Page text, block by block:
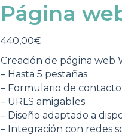
Página
440,00€
Creación de página web
– Hasta 5 pestañas
– Formulario de
– URLS amigables
– Diseño adaptado a
– Integración con redes